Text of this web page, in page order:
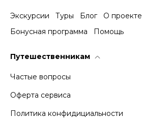
Экскурсии Туры Блог
О проекте
Бонусная программа
Помощь
Путешественникам
Частые вопросы
Оферта сервиса
Политика конфидициальности